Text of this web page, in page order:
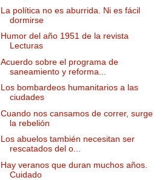
La política no es aburrida. Ni es fácil
dormirse
Humor del año 1951 de la revista
Lecturas
Acuerdo sobre el programa de
saneamiento y reforma...
Los bombardeos humanitarios a las
ciudades
Cuando nos cansamos de correr, surge
la rebelión
Los abuelos también necesitan ser
rescatados del o...
Hay veranos que duran muchos años.
Cuidado